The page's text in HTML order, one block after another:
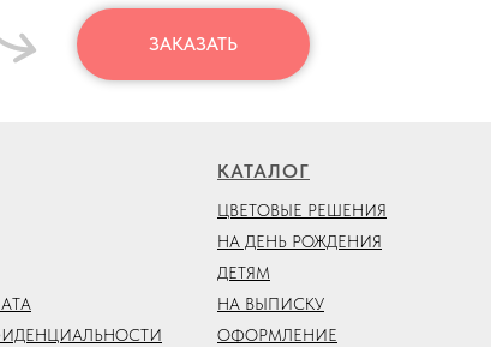
ЗАКАЗАТЬ
КАТАЛОГ
ЦВЕТОВЫЕ РЕШЕНИЯ
НА ДЕНЬ РОЖДЕНИЯ
ДЕТЯМ
НА ВЫПИСКУ
ОФОРМЛЕНИЕ